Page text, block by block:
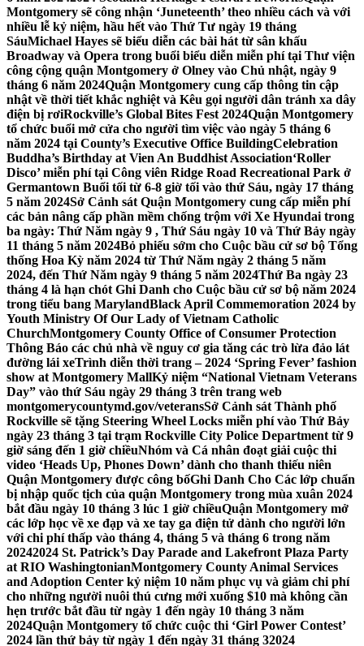
Montgomery sẽ công nhận ‘Juneteenth’ theo nhiều cách và với
nhiều lễ kỷ niệm, hầu hết vào Thứ Tư ngày 19 tháng
SáuMichael Hayes sẽ biểu diễn các bài hát từ sân khấu
Broadway và Opera trong buổi biểu diễn miễn phí tại Thư viện
công cộng quận Montgomery ở Olney vào Chủ nhật, ngày 9
tháng 6 năm 2024Quận Montgomery cung cấp thông tin cập
nhật về thời tiết khắc nghiệt và Kêu gọi người dân tránh xa dây
điện bị rơiRockville’s Global Bites Fest 2024Quận Montgomery
tổ chức buổi mở cửa cho người tìm việc vào ngày 5 tháng 6
năm 2024 tại County’s Executive Office BuildingCelebration
Buddha’s Birthday at Vien An Buddhist Association‘Roller
Disco’ miễn phí tại Công viên Ridge Road Recreational Park ở
Germantown Buổi tối từ 6-8 giờ tối vào thứ Sáu, ngày 17 tháng
5 năm 2024Sở Cảnh sát Quận Montgomery cung cấp miễn phí
các bản nâng cấp phần mềm chống trộm với Xe Hyundai trong
ba ngày: Thứ Năm ngày 9 , Thứ Sáu ngày 10 và Thứ Bảy ngày
11 tháng 5 năm 2024Bỏ phiếu sớm cho Cuộc bầu cử sơ bộ Tổng
thống Hoa Kỳ năm 2024 từ Thứ Năm ngày 2 tháng 5 năm
2024, đến Thứ Năm ngày 9 tháng 5 năm 2024Thứ Ba ngày 23
tháng 4 là hạn chót Ghi Danh cho Cuộc bầu cử sơ bộ năm 2024
trong tiểu bang MarylandBlack April Commemoration 2024 by
Youth Ministry Of Our Lady of Vietnam Catholic
ChurchMontgomery County Office of Consumer Protection
Thông Báo các chủ nhà về nguy cơ gia tăng các trò lừa đảo lát
đường lái xeTrình diễn thời trang – 2024 ‘Spring Fever’ fashion
show at Montgomery MallKỷ niệm “National Vietnam Veterans
Day” vào thứ Sáu ngày 29 tháng 3 trên trang web
montgomerycountymd.gov/veteransSở Cảnh sát Thành phố
Rockville sẽ tặng Steering Wheel Locks miễn phí vào Thứ Bảy
ngày 23 tháng 3 tại trạm Rockville City Police Department từ 9
giờ sáng đến 1 giờ chiềuNhóm và Cá nhân đoạt giải cuộc thi
video ‘Heads Up, Phones Down’ dành cho thanh thiếu niên
Quận Montgomery được công bốGhi Danh Cho Các lớp chuẩn
bị nhập quốc tịch của quận Montgomery trong mùa xuân 2024
bắt đầu ngày 10 tháng 3 lúc 1 giờ chiềuQuận Montgomery mở
các lớp học về xe đạp và xe tay ga điện tử dành cho người lớn
với chi phí thấp vào tháng 4, tháng 5 và tháng 6 trong năm
20242024 St. Patrick’s Day Parade and Lakefront Plaza Party
at RIO WashingtonianMontgomery County Animal Services
and Adoption Center kỷ niệm 10 năm phục vụ và giảm chi phí
cho những người nuôi thú cưng mới xuống $10 mà không cần
hẹn trước bắt đầu từ ngày 1 đến ngày 10 tháng 3 năm
2024Quận Montgomery tổ chức cuộc thi ‘Girl Power Contest’
2024 lần thứ bảy từ ngày 1 đến ngày 31 tháng 32024